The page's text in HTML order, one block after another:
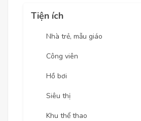
Tiện ích
Nhà trẻ, mẫu giáo
Công viên
Hồ bơi
Siêu thị
Khu thể thao